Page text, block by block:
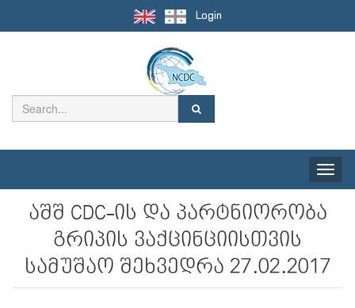
Login
Toggle
აშშ CDC-ის და პარტნიორობა
გრიპის ვაქცინციისთვის
სამუშაო შეხვედრა 27.02.2017